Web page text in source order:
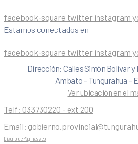
facebook-square twitter instagram
Estamos conectados en
facebook-square twitter instagram
Dirección: Calles Simón Bolivar y
Ambato – Tungurahua –
Ver ubicación en el
Telf: 033730220 - ext 200
Email:
Diseño de Páginas web